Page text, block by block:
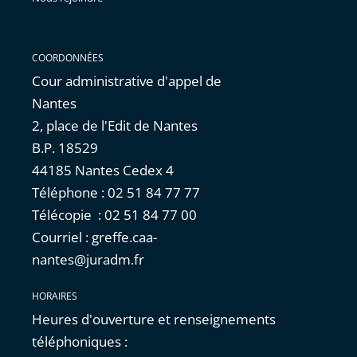
COORDONNÉES
Cour administrative d'appel de
Nantes
2, place de l'Edit de Nantes
B.P. 18529
44185 Nantes Cedex 4
Téléphone : 02 51 84 77 77
Télécopie : 02 51 84 77 00
Courriel : greffe.caa-
nantes@juradm.fr
HORAIRES
Heures d'ouverture et renseignements
téléphoniques :